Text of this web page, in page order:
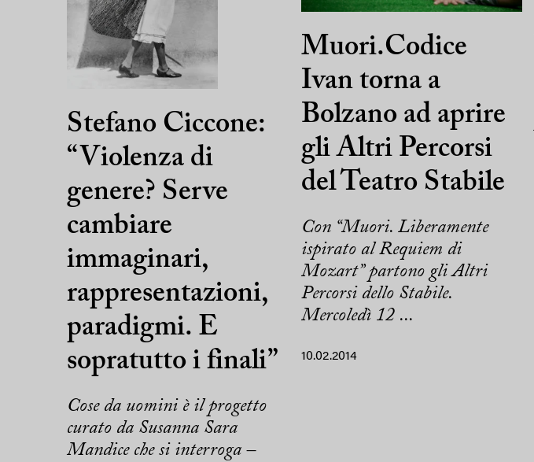
Stefano Ciccone:
“Violenza di
genere? Serve
cambiare
immaginari,
rappresentazioni,
paradigmi. E
sopratutto i finali”
Cose da uomini è il progetto
curato da Susanna Sara
Mandice che si interroga –
Muori.Codice
Ivan torna a
Bolzano ad aprire
gli Altri Percorsi
del Teatro Stabile
Con “Muori. Liberamente
ispirato al Requiem di
Mozart” partono gli Altri
Percorsi dello Stabile.
Mercoledì 12 ...
10.02.2014